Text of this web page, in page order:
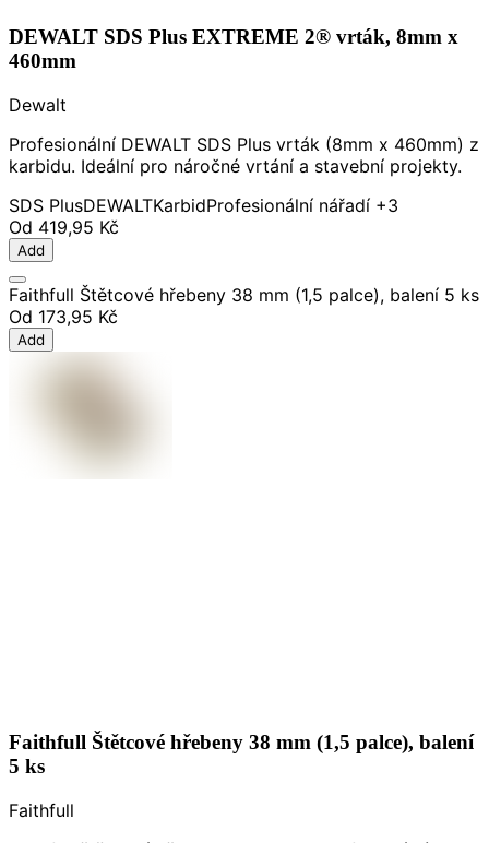
DEWALT SDS Plus EXTREME 2® vrták, 8mm x
460mm
Dewalt
Profesionální DEWALT SDS Plus vrták (8mm x 460mm) z
karbidu. Ideální pro náročné vrtání a stavební projekty.
SDS PlusDEWALTKarbidProfesionální nářadí +3
Od 419,95 Kč
Add
Faithfull Štětcové hřebeny 38 mm (1,5 palce), balení 5 ks
Od 173,95 Kč
Add
Faithfull Štětcové hřebeny 38 mm (1,5 palce), balení
5 ks
Faithfull